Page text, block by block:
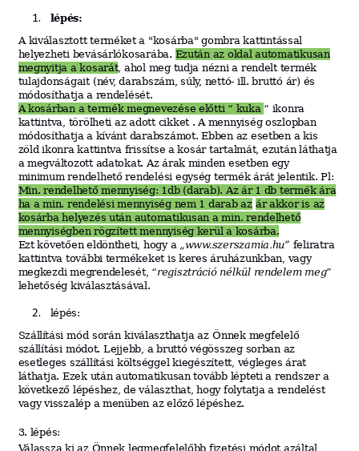
lépés:
A kiválasztott terméket a "kosárba" gombra kattintással
helyezheti bevásárlókosarába. Ezután az oldal automatikusan
megnyitja a kosarát, ahol meg tudja nézni a rendelt termék
tulajdonságait (név, darabszám, súly, nettó- ill. bruttó ár) és
módosíthatja a rendelését.
A kosárban a termék megnevezése előtti “ kuka “ ikonra
kattintva, törölheti az adott cikket . A mennyiség oszlopban
módosíthatja a kívánt darabszámot. Ebben az esetben a kis
zöld ikonra kattintva frissítse a kosár tartalmát, ezután láthatja
a megváltozott adatokat. Az árak minden esetben egy
minimum rendelhető rendelési egység termék árát jelentik. Pl:
Min. rendelhető mennyiség: 1db (darab). Az ár 1 db termék ára
ha a min. rendelési mennyiség nem 1 darab az ár akkor is az
kosárba helyezés után automatikusan a min. rendelhető
mennyiségben rögzített mennyiség kerül a kosárba.
Ezt követően eldöntheti, hogy a „www.szerszamia.hu” feliratra
kattintva további termékeket is keres áruházunkban, vagy
megkezdi megrendelesét, “regisztráció nélkül rendelem meg”
lehetőség kiválasztásával.
lépés:
Szállítási mód során kiválaszthatja az Önnek megfelelő
szállítási módot. Lejjebb, a bruttó végösszeg sorban az
esetleges szállítási költséggel kiegészített, végleges árat
láthatja. Ezek után automatikusan tovább lépteti a rendszer a
következő lépéshez, de választhat, hogy folytatja a rendelést
vagy visszalép a menüben az előző lépéshez.
3. lépés:
Válassza ki az Önnek legmegfelelőbb fizetési módot azáltal,